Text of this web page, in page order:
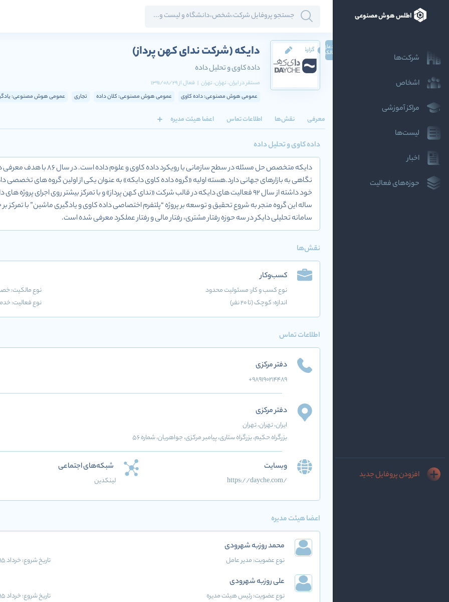
اطلس هوش مصنوعی
شرکت‌ها
اشخاص
مراکز آموزشی
لیست‌ها
اخبار
حوزه‌های فعالیت
افزودن پروفایل جدید
دایکه(شرکت ندای کهن پرداز)
داده کاوی و تحلیل داده
مستقر درایران، تهران، تهران | فعالاز1391/08/29
عمومی هوش مصنوعی: داده کاوی
عمومی هوش مصنوعی: کلان داده تجاری عمومی هوش مصنوعی:
ادعای
مالکیت گزارش
معرفی نقش‌ها اطلاعات تماس اعضا هیئت مدیره
داده کاوی و تحلیل داده
دایکه متخصص حل مسئله در سطح
خود داشته از سال 92 فعالیت های دایکه در قالب شرکت «ندای کهن پرداز» و با تمرکز بیشتر روی اجرای
سامانه تحلیلی دایکر در سه حوزه رفتار مشتری، رفتار مالی و رفتار عملکرد معرفی شده است.
نقش‌ها
کسب‌وکار
نوع کسب و کار:مسئولیت محدود
نوع مالکیت:
اندازه: کوچک (تا 20 نفر)
نوع فعالیت:
اطلاعات تماس
دفتر مرکزی
+989190214489
دفتر مرکزی
ایران، تهران، تهران
بزرگراه حکیم، بزرگراه ستاری، پیامبر مرکزی، جواهریان، شماره 56
وبسایت
https://dayche.com/
شبکه‌های اجتماعی
لینکدین
اعضا هیئت مدیره
محمد روزبه شهرودی
نوع عضویت:مدیر عامل تاریخ شروع:خرداد 1395
علی روزبه شهرودی
نوع عضویت:رئیس هیئت مدیره تاریخ شروع:خرداد 1395